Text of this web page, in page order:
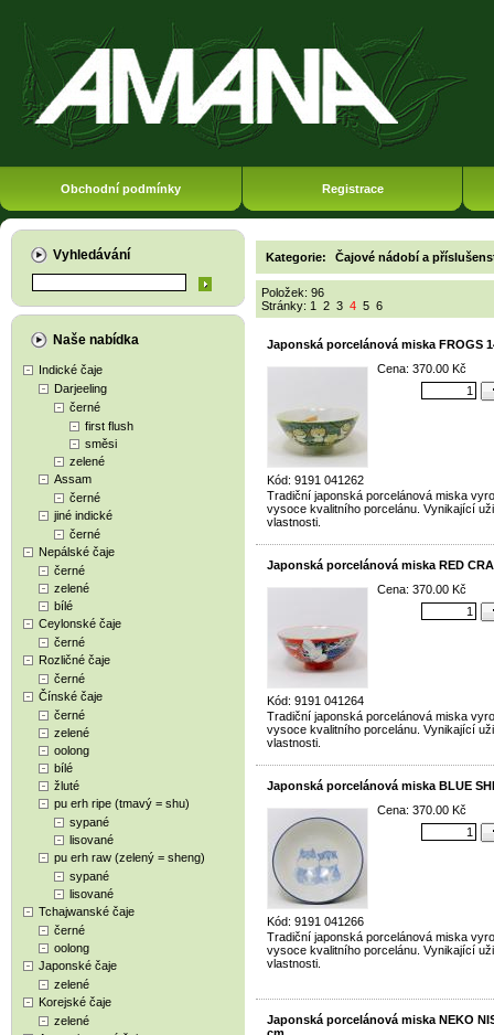
Obchodní podmínky Registrace
Vyhledávání
Naše nabídka
Indické čaje
Darjeeling
černé
first flush
směsi
zelené
Assam
černé
jiné indické
černé
Nepálské čaje
černé
zelené
bílé
Ceylonské čaje
černé
Rozličné čaje
černé
Čínské čaje
černé
zelené
oolong
bílé
žluté
pu erh ripe (tmavý = shu)
sypané
lisované
pu erh raw (zelený = sheng)
sypané
lisované
Tchajwanské čaje
černé
oolong
Japonské čaje
zelené
Korejské čaje
zelené
Kategorie: Čajové nádobí a
Položek: 96
Stránky: 1 2 3 4 5 6
Japonská porcelánová miska FROGS
Kód: 9191 041262
Cena: 370.00 Kč
Tradiční japonská porcelánová miska
vysoce kvalitního porcelánu. Vynikající
vlastnosti.
Japonská porcelánová miska RED
Kód: 9191 041264
Cena: 370.00 Kč
Tradiční japonská porcelánová miska
vysoce kvalitního porcelánu. Vynikající
vlastnosti.
Japonská porcelánová miska BLUE
Kód: 9191 041266
Cena: 370.00 Kč
Tradiční japonská porcelánová miska
vysoce kvalitního porcelánu. Vynikající
vlastnosti.
Japonská porcelánová miska NEKO